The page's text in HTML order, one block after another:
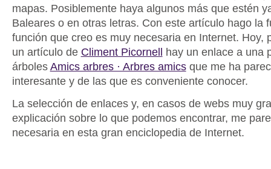
mapas. Posiblemente haya algunos más que estén
Baleares o en otras letras. Con este artículo hago la
función que creo es muy necesaria en Internet. Hoy,
un artículo de Climent Picornell hay un enlace a una
árbolesAmics arbres · Arbres amicsque me ha
interesante y de las que es conveniente conocer.
La selección de enlaces y, en casos de webs muy
explicación sobre lo que podemos encontrar, me
necesaria en esta gran enciclopedia de Internet.